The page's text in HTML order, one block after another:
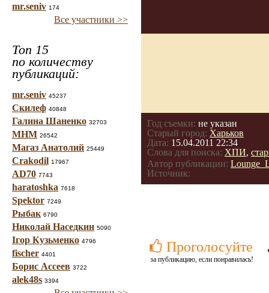
mr.seniv 174
Все участники >>
Топ 15
по количеству
публикаций:
mr.seniv 45237
Скилеф 40848
Галина Шаненко 32703
МНМ 26542
Магаз Анатолий 25449
Crakodil 17967
AD70 7743
haratoshka 7618
Spektor 7249
Рыбак 6790
Николай Наседкин 5090
Ігор Кузьменко 4796
fischer 4401
Борис Ассеев 3722
alek48s 3394
Год съемки: не указан
Старый город: Харьков
Дата: 15.04.2011 22:34
Слова для поиска: ХПИ,
Автор публикации:
Источник:
Проголосуйте
за публикацию, если понравилась!